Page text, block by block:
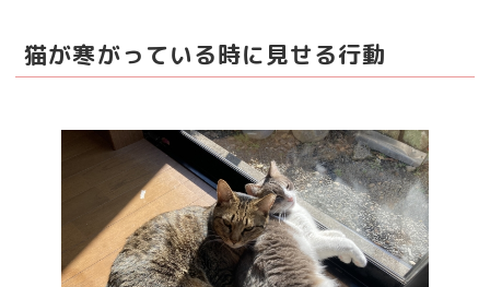
猫が寒がっている時に見せる行動